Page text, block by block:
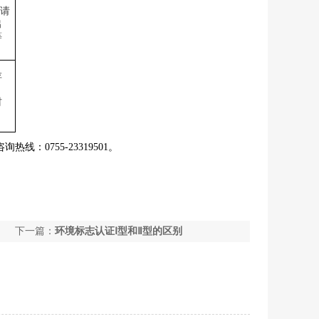
询热线： 0755-23319501。
下一篇： 环境标志认证Ⅰ型和Ⅱ型的区别